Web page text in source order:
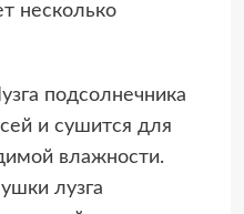
несколько
подсолнечника
и сушится для
влажности.
лузга